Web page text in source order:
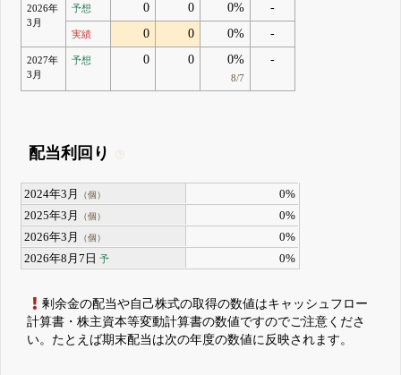
2026年
3月
予想 0 0 0% -
実績 0 0 0% -
2027年
3月
予想 0 0 0%
8/7
-
配当利回り
2024年3月 （個）
0%
2025年3月
（個）
0%
2026年3月
（個）
0%
2026年8月7日 予 0%
剰余金の配当や自己株式の取得の数値はキャッシュフロー
計算書・株主資本等変動計算書の数値ですのでご注意くださ
い。たとえば期末配当は次の年度の数値に反映されます。